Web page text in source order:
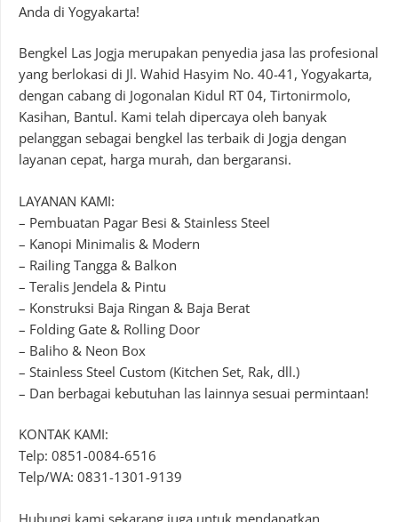
Anda di Yogyakarta!
Bengkel Las Jogja merupakan penyedia jasa las profesional
yang berlokasi di Jl. Wahid Hasyim No. 40-41, Yogyakarta,
dengan cabang di Jogonalan Kidul RT 04, Tirtonirmolo,
Kasihan, Bantul. Kami telah dipercaya oleh banyak
pelanggan sebagai bengkel las terbaik di Jogja dengan
layanan cepat, harga murah, dan bergaransi.
LAYANAN KAMI:
– Pembuatan Pagar Besi & Stainless Steel
– Kanopi Minimalis & Modern
– Railing Tangga & Balkon
– Teralis Jendela & Pintu
– Konstruksi Baja Ringan & Baja Berat
– Folding Gate & Rolling Door
– Baliho & Neon Box
– Stainless Steel Custom (Kitchen Set, Rak, dll.)
– Dan berbagai kebutuhan las lainnya sesuai permintaan!
KONTAK KAMI:
Telp: 0851-0084-6516
Telp/WA: 0831-1301-9139
Hubungi kami sekarang juga untuk mendapatkan